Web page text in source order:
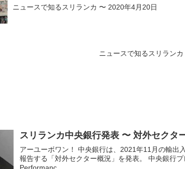
ニュースで知るスリランカ 〜 2020年4月20日
ニュースで知るスリラン
スリランカ中央銀行発表 〜 対外セクタ
アーユーボワン！ 中央銀行は、2021年11月の輸出入、外貨獲得状況、為替レート変動の概要を
報告する「対外セクター概況」を発表。 中央銀行プレスリリース。【参考】External Sector